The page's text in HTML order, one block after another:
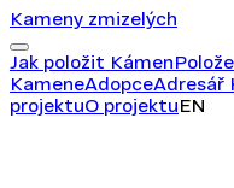
Kameny zmizelých
Jak položit Kámen
KameneAdopceAdresář
projektuO projektuEN